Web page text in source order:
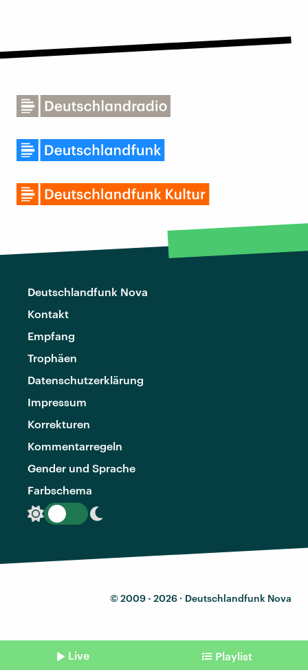
Deutschlandfunk Nova
Kontakt
Empfang
Trophäen
Datenschutzerklärung
Impressum
Korrekturen
Kommentarregeln
Gender und Sprache
Farbschema
© 2009 - 2026 · Deutschlandfunk Nova
Live Playlist